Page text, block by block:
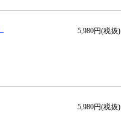
5,980円(税抜)
5,980円(税抜)